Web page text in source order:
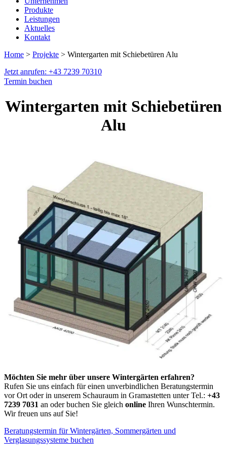
Produkte
Leistungen
Aktuelles
Kontakt
Home > Projekte > Wintergarten mit Schiebetüren Alu
Jetzt anrufen: +43 7239 70310
Termin buchen
Wintergarten mit Schiebetüren
Alu
Möchten Sie mehr über unsere Wintergärten erfahren?
Rufen Sie uns einfach für einen unverbindlichen Beratungstermin
vor Ort oder in unserem Schauraum in Gramastetten unter Tel.: +43
7239 7031 an oder buchen Sie gleich online Ihren Wunschtermin.
Wir freuen uns auf Sie!
Beratungstermin für Wintergärten, Sommergärten und
Verglasungssysteme buchen